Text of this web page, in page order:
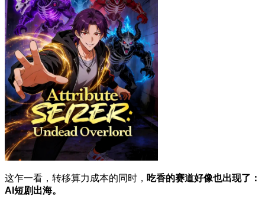
这乍一看，转移算力成本的同时， 吃香的赛道好像也出现了：
AI短剧出海。